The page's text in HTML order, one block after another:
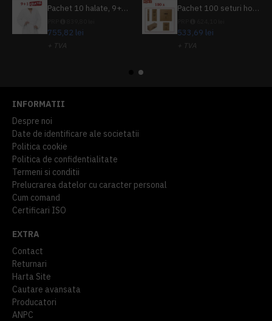
Pachet 10 halate, 9+1 gratuit
755,82 lei
+ TVA
Pachet 100 seturi hoteliere, set dentar, set barbierit, casca de dus, pila unghii, set cusut
533,69 lei
+ TVA
INFORMATII
Despre noi
Date de identificare ale societatii
Politica cookie
Politica de confidentialitate
Termeni si conditii
Prelucrarea datelor cu caracter personal
Cum comand
Certificari ISO
EXTRA
Contact
Returnari
Harta Site
Cautare avansata
Producatori
ANPC